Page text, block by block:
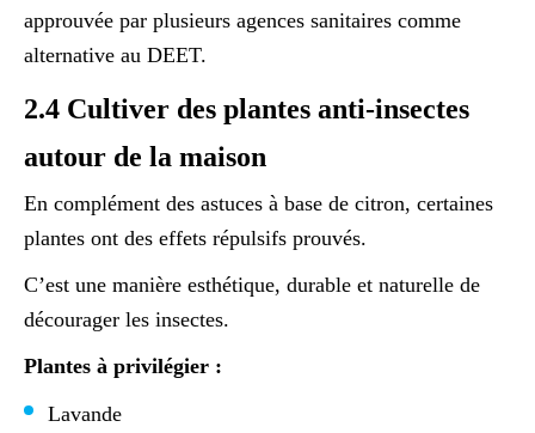
approuvée par plusieurs agences sanitaires comme
alternative au DEET.
2.4 Cultiver des plantes anti-insectes
autour de la maison
En complément des astuces à base de citron, certaines
plantes ont des effets répulsifs prouvés.
C’est une manière esthétique, durable et naturelle de
décourager les insectes.
Plantes à privilégier :
Lavande